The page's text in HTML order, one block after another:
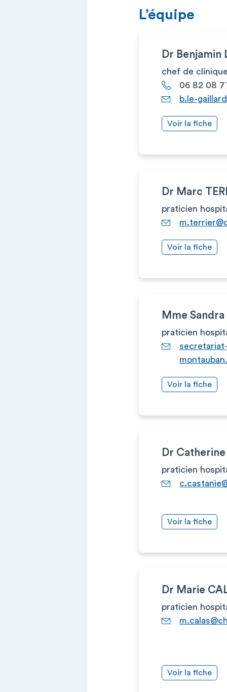
L’équipe
Dr Benjamin
chef de
06 82 08
b.le-
Voir la fiche
Dr Marc
praticien
Voir la fiche
Mme
praticien
Voir la fiche
Dr
praticien
Voir la fiche
Dr Marie
praticien
Voir la fiche